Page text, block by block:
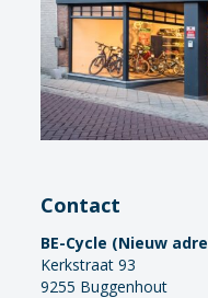
Contact
BE-Cycle (Nieuw
Kerkstraat 93
9255 Buggenhout